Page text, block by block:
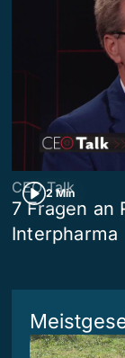
2 Min
CEO Talk
7 Fragen an
Interpharma